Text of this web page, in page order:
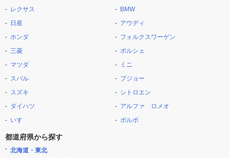
レクサス
日産
ホンダ
三菱
マツダ
スバル
スズキ
ダイハツ
いすゞ
BMW
アウディ
フォルクスワーゲン
ポルシェ
ミニ
プジョー
シトロエン
アルファ ロメオ
ボルボ
都道府県から探す
北海道・東北